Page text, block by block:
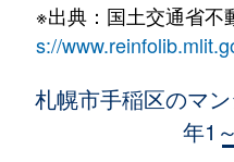
※出典：国土交通省不
s://
札幌市手稲区のマ
年1